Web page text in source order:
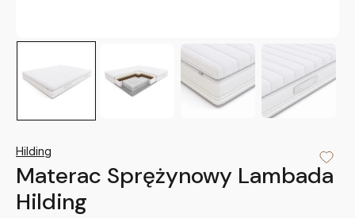
Hilding
Materac Sprężynowy Lambada
Hilding